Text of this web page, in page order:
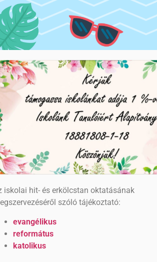
iskolai hit- és erkölcstan oktatásának
szóló tájékoztató:
evangélikus
református
katolikus